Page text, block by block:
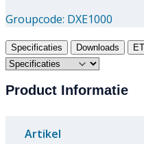
Groupcode: DXE1000
Specificaties Downloads
Product Informatie
Artikel